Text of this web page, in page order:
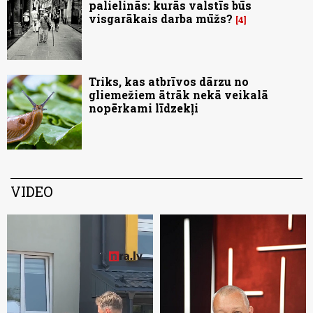
palielinās: kurās valstīs būs
visgarākais darba mūžs? 4
Triks, kas atbrīvos dārzu no
gliemežiem ātrāk nekā veikalā
nopērkami līdzekļi
VIDEO